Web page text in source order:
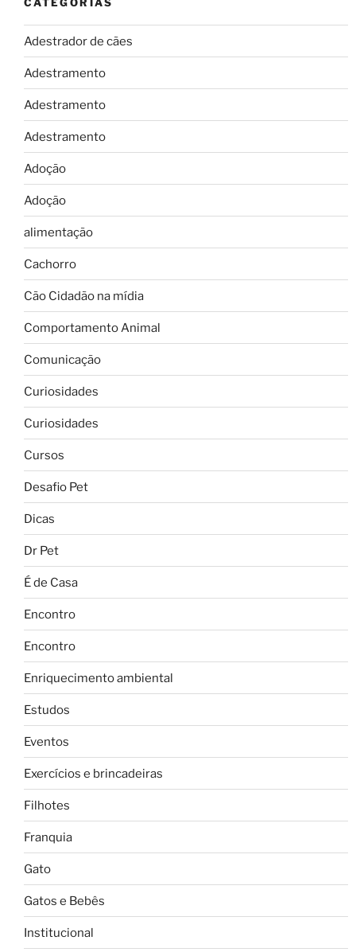
Adestrador de cães
Adestramento
Adestramento
Adestramento
Adoção
Adoção
alimentação
Cachorro
Cão Cidadão na mídia
Comportamento Animal
Comunicação
Curiosidades
Curiosidades
Cursos
Desafio Pet
Dicas
Dr Pet
É de Casa
Encontro
Encontro
Enriquecimento ambiental
Estudos
Eventos
Exercícios e brincadeiras
Filhotes
Franquia
Gato
Gatos e Bebês
Institucional